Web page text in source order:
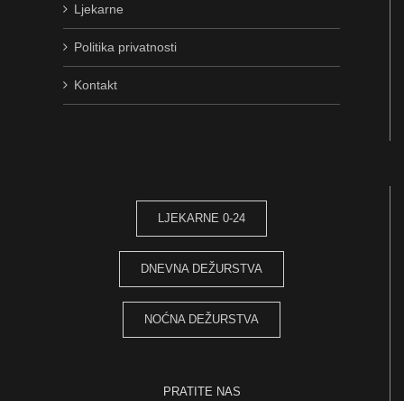
Ljekarne
Politika privatnosti
Kontakt
LJEKARNE 0-24
DNEVNA DEŽURSTVA
NOĆNA DEŽURSTVA
PRATITE NAS